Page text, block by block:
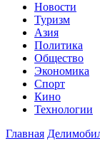
Новости
Туризм
Азия
Политика
Общество
Экономика
Спорт
Кино
Технологии
Главная